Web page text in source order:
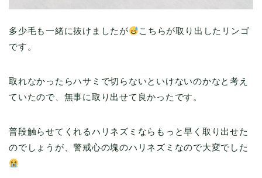
多少毛も一緒に抜けましたが
こちらが取り出したリンゴ
です。
取れなかったらハサミで切らないといけないのかなと考え
ていたので、無事に取り出せて良かったです。
普段触らせてくれるハリネズミならもっと早く取り出せた
のでしょうが、警戒心の塊のハリネズミなので大変でした